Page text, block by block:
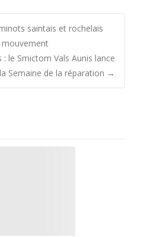
saintais et rochelais
le Smictom Vals Aunis lance
la Semaine de la réparation →